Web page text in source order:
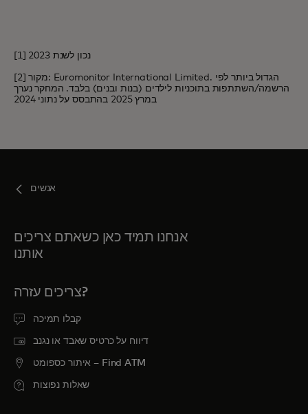
[1] נכון לשנת 2023
[2] מקור: Euromonitor International Limited. הגדול ביותר לפי
הרשמה/השתתפות בתוכניות לילדים (בנות ובנים) בלבד. המחקר נערך
במרץ 2025 בהתבסס על נתוני 2024
אנשים
אנחנו תמיד כאן כשאתם צריכים
אותנו
צריכים עזרה?
קבלו תמיכה
דיווח על כרטיס שאבד או נגנב
איתור כספומט – Find ATM
שאלות נפוצות